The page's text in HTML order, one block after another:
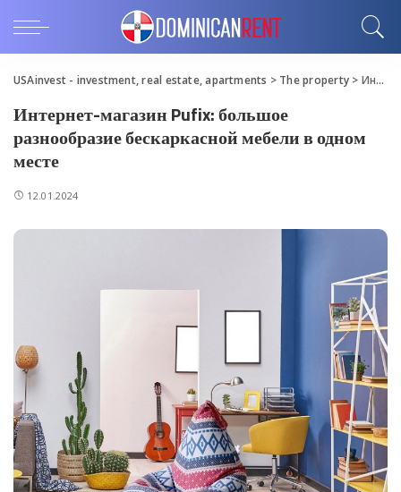
USAinvest - investment, real estate, apartments > The property> Интернет-магазин Pufix: большое разнообразие бескаркасной мебели в одном месте
Интернет-магазин Pufix: большое
разнообразие бескаркасной мебели в одном
месте
12.01.2024